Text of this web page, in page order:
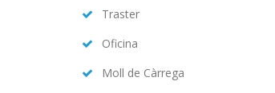
Traster
Oficina
Moll de Càrrega